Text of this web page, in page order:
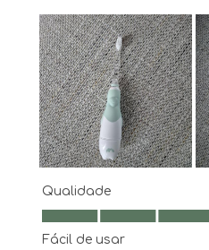
Qualidade
Qualidade, 5.0 em 5
Fácil de usar